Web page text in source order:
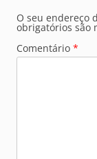
O seu endereço
obrigatórios são
Comentário *